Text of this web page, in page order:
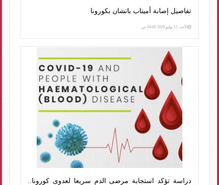
تفاصيل إصابة أميتاب باتشان بكورونا
الأحد، 12 يوليو 2020 04:00 ص
دراسة تؤكد استجابة مرضى الدم سريعا لعدوى كورونا..